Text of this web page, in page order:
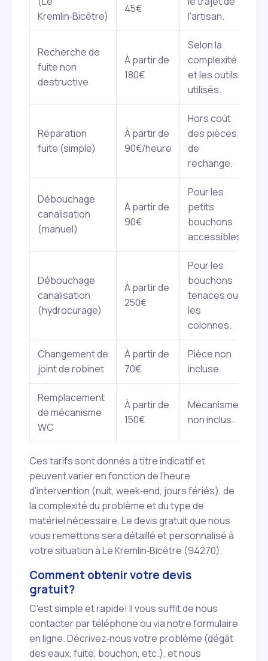
Kremlin‑Bicêtre)
45€
l'artisan.
Recherche de
fuite non
destructive
À partir de
180€
Selon la
complexité
et les outils
utilisés.
Réparation
fuite (simple)
À partir de
90€/heure
Hors coût
des pièces
de
rechange.
Débouchage
canalisation
(manuel)
À partir de
90€
Pour les
petits
bouchons
accessibles.
Débouchage
canalisation
(hydrocurage)
À partir de
250€
Pour les
bouchons
tenaces ou
les
colonnes.
Changement de
joint de robinet
À partir de
70€
Pièce non
incluse.
Remplacement
de mécanisme
WC
À partir de
150€
Mécanisme
non inclus.
Ces tarifs sont donnés à titre indicatif et
peuvent varier en fonction de l'heure
d'intervention (nuit, week‑end, jours fériés), de
la complexité du problème et du type de
matériel nécessaire. Le devis gratuit que nous
vous remettons sera détaillé et personnalisé à
votre situation à Le Kremlin‑Bicêtre (94270).
Comment obtenir votre devis
gratuit?
C'est simple et rapide! Il vous suffit de nous
contacter par téléphone ou via notre formulaire
en ligne. Décrivez‑nous votre problème (dégât
des eaux, fuite, bouchon, etc.), et nous